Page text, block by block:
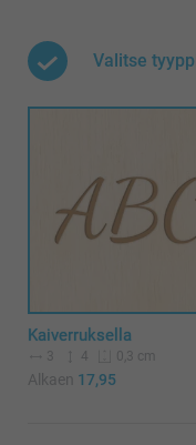
Valitse
Kaiverruksella
3 4 0,3 cm
Alkaen 17,95